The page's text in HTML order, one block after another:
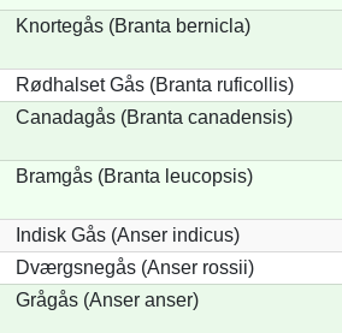
Knortegås (Branta bernicla)
Rødhalset Gås (Branta ruficollis)
Canadagås (Branta canadensis)
Bramgås (Branta leucopsis)
Indisk Gås (Anser indicus)
Dværgsnegås (Anser rossii)
Grågås (Anser anser)